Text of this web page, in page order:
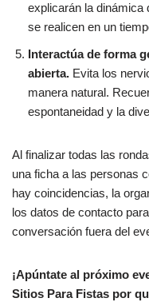
explicarán la dinámica
se realicen en un
Interactúa de forma
abierta. Evita los
manera natural.
espontaneidad y la
Al finalizar todas las
una ficha a las personas
hay coincidencias, la
los datos de contacto
conversación fuera del
¡Apúntate al próximo
Sitios Para Fistas por